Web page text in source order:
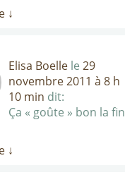
↓
Elisa Boelle le 29
novembre 2011 à 8 h
10 min dit:
Ça « goûte » bon la fin
↓